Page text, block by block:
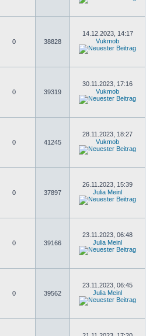
0 38828
14.12.2023, 14:17
Vukmob
0 39319
30.11.2023, 17:16
Vukmob
0 41245
28.11.2023, 18:27
Vukmob
0 37897
26.11.2023, 15:39
Julia Meinl
0 39166
23.11.2023, 06:48
Julia Meinl
0 39562
23.11.2023, 06:45
Julia Meinl